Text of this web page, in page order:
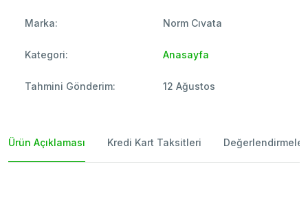
Marka: Norm Cıvata
Kategori: Anasayfa
Tahmini Gönderim: 12 Ağustos
Ürün Açıklaması Kredi Kart Taksitleri Değerlendirmeler